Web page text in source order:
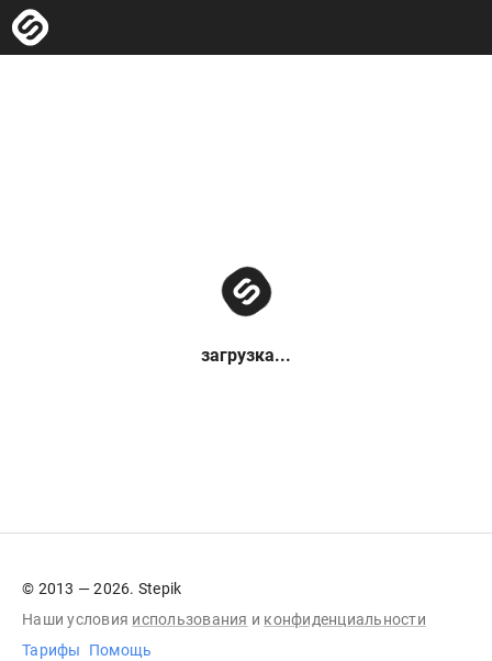
загрузка...
© 2013 — 2026. Stepik
Наши условия использования и конфиденциальности
Тарифы
Помощь